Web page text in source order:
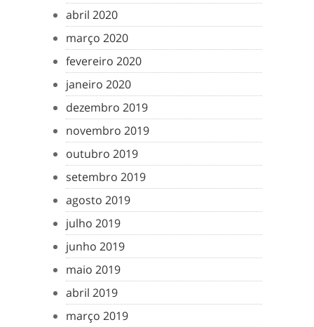
abril 2020
março 2020
fevereiro 2020
janeiro 2020
dezembro 2019
novembro 2019
outubro 2019
setembro 2019
agosto 2019
julho 2019
junho 2019
maio 2019
abril 2019
março 2019